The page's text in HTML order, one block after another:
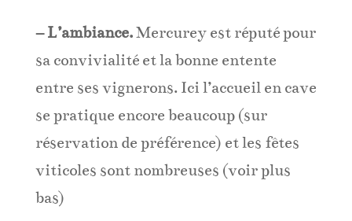
– L’ambiance.Mercurey est réputé pour
sa convivialité et la bonne entente
entre ses vignerons. Ici l’accueil en cave
se pratique encore beaucoup (sur
réservation de préférence) et les fêtes
viticoles sont nombreuses (voir plus
bas)